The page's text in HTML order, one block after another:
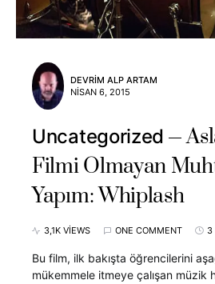
DEVRIM ALP ARTAM
NISAN 6, 2015
Uncategorized
Filmi Olmayan
Yapım: Whiplash
3,1K VIEWS ONE COMMENT 3
Bu film, ilk bakışta öğrencilerini
mükemmele itmeye çalışan müzik